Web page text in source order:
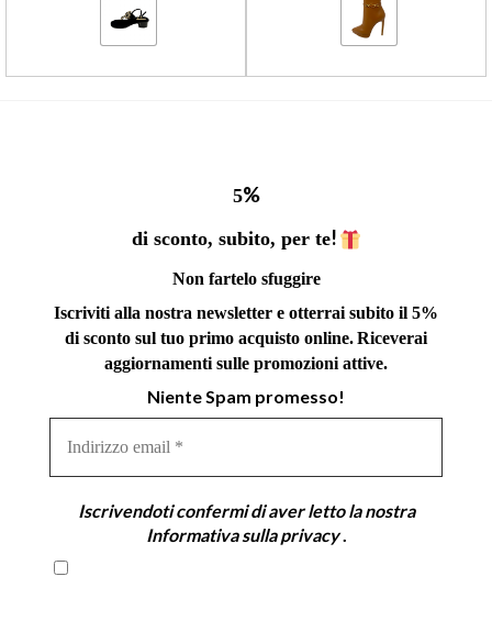
5%
di sconto, subito, per te!
Non fartelo sfuggire
Iscriviti alla nostra newsletter e otterrai subito il 5%
di sconto sul tuo primo acquisto online.Riceverai
aggiornamenti sulle promozioni attive.
Niente Spam promesso!
email
Iscrivendoti confermi di aver letto la nostra
Informativa sulla privacy.